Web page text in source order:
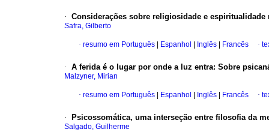
· Considerações sobre religiosidade e espiritualidade
Safra, Gilberto
· resumo em Português Espanhol Inglês Francês ·
· A ferida é o lugar por onde a luz entra: Sobre
Malzyner, Mirian
· resumo em Português Espanhol Inglês Francês ·
· Psicossomática, uma interseção entre filosofia da
Salgado, Guilherme